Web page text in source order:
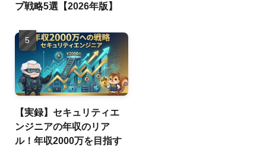
プ戦略5選【2026年版】
【実録】セキュリティエ
ンジニアの年収のリア
ル！年収2000万を目指す